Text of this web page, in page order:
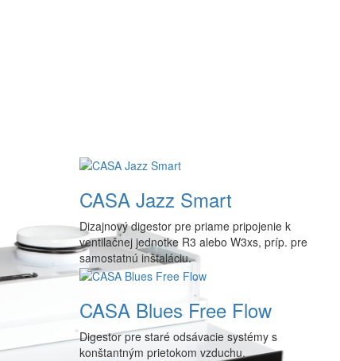
CASA Jazz Smart
Dizajnový digestor pre priame pripojenie k
ventilačnej jednotke R3 alebo W3xs, príp. pre
samostatnú inštaláciu.
CASA Blues Free Flow
Digestor pre staré odsávacie systémy s
konštantným prietokom vzduchu.